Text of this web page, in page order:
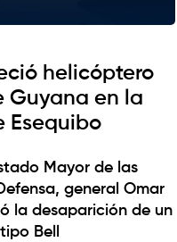
helicóptero
Guyana en la
Esequibo
Mayor de las
general Omar
la desaparición de un
Bell